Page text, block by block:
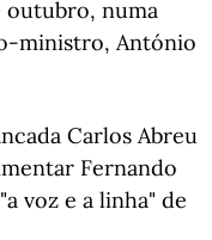
outubro, numa
ministro, António
Carlos Abreu
Fernando
voz e a linha" de